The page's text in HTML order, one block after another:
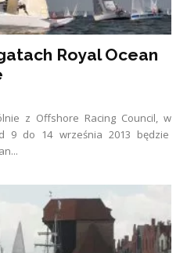
Royal Ocean
z Offshore Racing Council, w
9 do 14 września 2013 będzie